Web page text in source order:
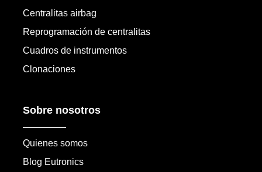
Centralitas airbag
Reprogramación de centralitas
Cuadros de instrumentos
Clonaciones
Sobre nosotros
Quienes somos
Blog Eutronics